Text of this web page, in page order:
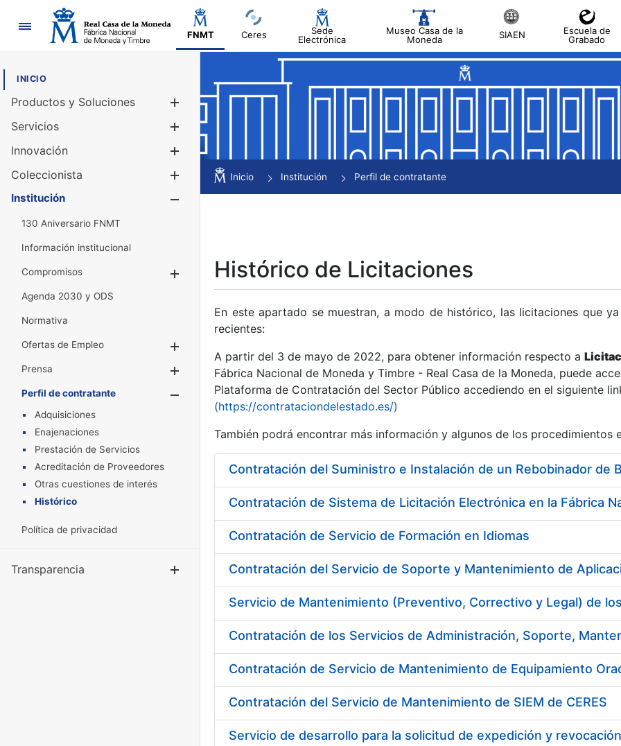
Navegación
FNMT Ceres
Sede
Electrónica
Museo Casa de la
Moneda
SIAEN
Escuela de
Grabado
INICIO
Productos y Soluciones
Mostrar/Ocultar
Servicios
Innovación
Coleccionista
Mostrar/Ocultar
Institución
130 Aniversario FNMT
Información institucional
Compromisos
Mostrar/Ocultar
Agenda 2030 y ODS
Normativa
Ofertas de Empleo
Prensa
Mostrar/Ocultar
Perfil de contratante
Mostrar/Ocultar
Adquisiciones
Enajenaciones
Prestación de Servicios
Acreditación de Proveedores
Otras cuestiones de interés
Histórico
Política de privacidad
Transparencia Mostrar/Ocultar
Inicio Institución Perfil de contratante
Histórico de Licitaciones
En este apartado se muestran, a modo de histórico, las licitaciones que
recientes:
A partir del 3 de mayo de 2022, para obtener información respecto a
Fábrica Nacional de Moneda y Timbre - Real Casa de la Moneda, puede
Plataforma de Contratación del Sector Público accediendo en el siguiente
(https://contrataciondelestado.es/)
También podrá encontrar más información y algunos de los procedimientos
Contratación del Suministro e Instalación de un Rebobinador de
Contratación de Servicio de Formación en Idiomas
Contratación del Servicio de Soporte y Mantenimiento de
Contratación de Servicio de Mantenimiento de Equipamiento
Contratación del Servicio de Mantenimiento de SIEM de CERES